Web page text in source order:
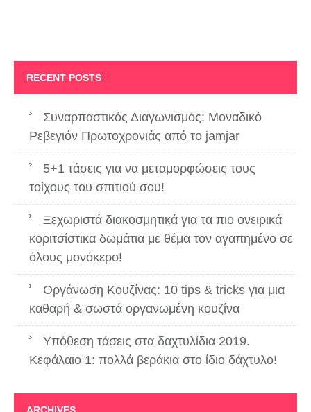
RECENT POSTS
Συναρπαστικός Διαγωνισμός: Μοναδικό
Ρεβεγιόν Πρωτοχρονιάς από το jamjar
5+1 τάσεις για να μεταμορφώσεις τους
τοίχους του σπιτιού σου!
Ξεχωριστά διακοσμητικά για τα πιο ονειρικά
κοριτσίστικα δωμάτια με θέμα τον αγαπημένο σε
όλους μονόκερο!
Οργάνωση Κουζίνας: 10 tips & tricks για μια
καθαρή & σωστά οργανωμένη κουζίνα
Υπόθεση τάσεις στα δαχτυλίδια 2019.
Κεφάλαιο 1: πολλά βεράκια στο ίδιο δάχτυλο!
ARCHIVES